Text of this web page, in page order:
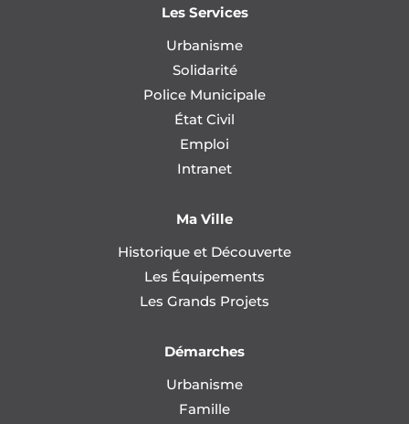
Les Services
Urbanisme
Solidarité
Police Municipale
État Civil
Emploi
Intranet
Ma Ville
Historique et Découverte
Les Équipements
Les Grands Projets
Démarches
Urbanisme
Famille